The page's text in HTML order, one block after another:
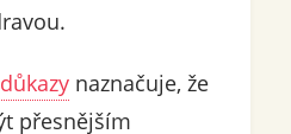
naznačuje, že
přesnějším